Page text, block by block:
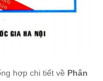
hợp chi tiết về Phân